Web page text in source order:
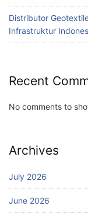
Distributor
Infrastruktur
Recent
No comments to
Archives
July 2026
June 2026